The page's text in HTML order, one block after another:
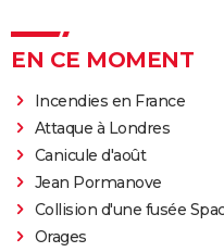
EN CE MOMENT
Incendies en France
Attaque à Londres
Canicule d'août
Jean Pormanove
Collision d'une fusée
Orages